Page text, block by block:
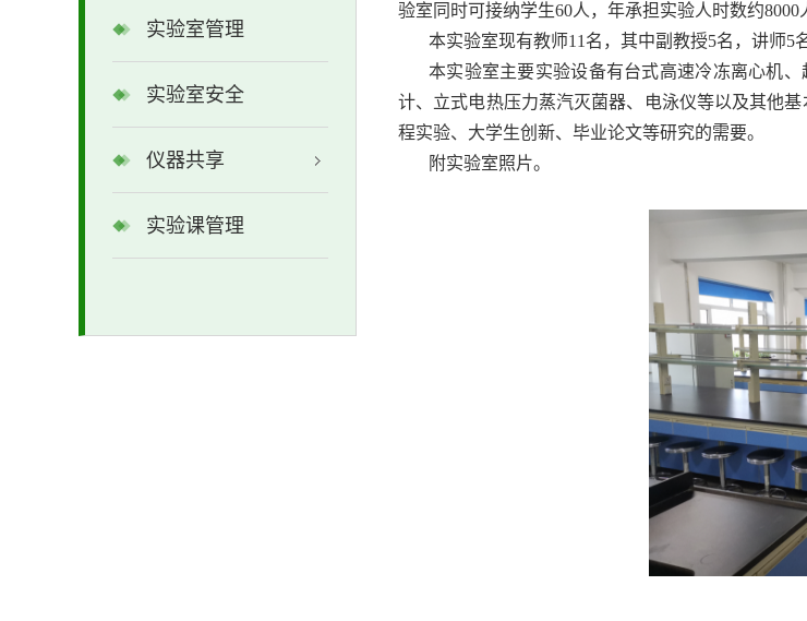
实验室管理
实验室安全
仪器共享
实验课管理
验室同时可接纳学生60人，年承担实验人时数约8000
本实验室现有教师11名，其中副教授5名，讲师5
本实验室主要实验设备有台式高速冷冻离心机
计、立式电热压力蒸汽灭菌器、电泳仪等以及其他
程实验、大学生创新、毕业论文等研究的需要。
附实验室照片。